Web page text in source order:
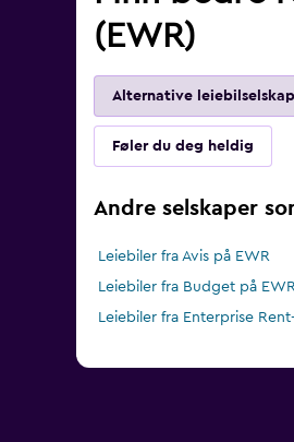
(EWR)
Alternative
Føler du deg heldig
Andre selskaper
Leiebiler fra Avis på EWR
Leiebiler fra Budget på
Leiebiler fra Enterprise